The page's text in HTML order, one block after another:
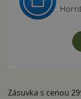
Zásuvka s cenou